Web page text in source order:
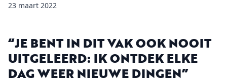
23 maart 2022
“JE BENT IN DIT VAK OOK NOOIT
UITGELEERD: IK ONTDEK ELKE
DAG WEER NIEUWE DINGEN”